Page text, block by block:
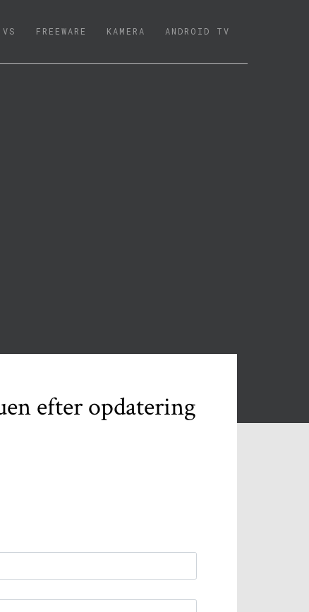
VS FREEWARE KAMERA ANDROID TV
efter opdatering